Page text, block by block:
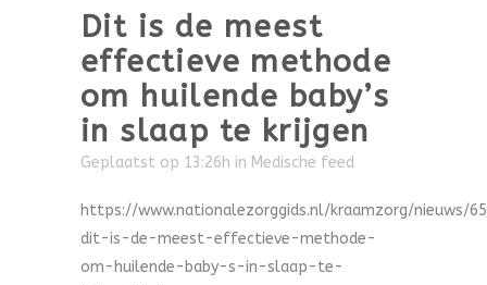
Dit is de meest
effectieve methode
om huilende baby’s
in slaap te krijgen
Geplaatst op 13:26h in Medische feed
https://www.nationalezorggids.nl/kraamzorg/nieuws/
dit-is-de-meest-effectieve-methode-
om-huilende-baby-s-in-slaap-te-